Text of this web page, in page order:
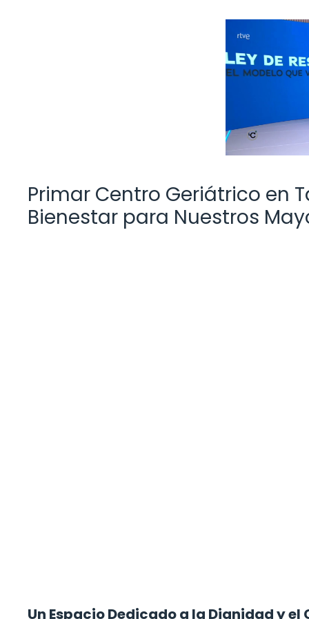
Primar Centro Geriátrico en
Bienestar para Nuestros
Un Espacio Dedicado a la Dignidad y el